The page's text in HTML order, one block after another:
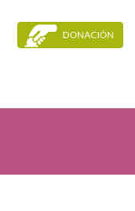
DONACIÓN